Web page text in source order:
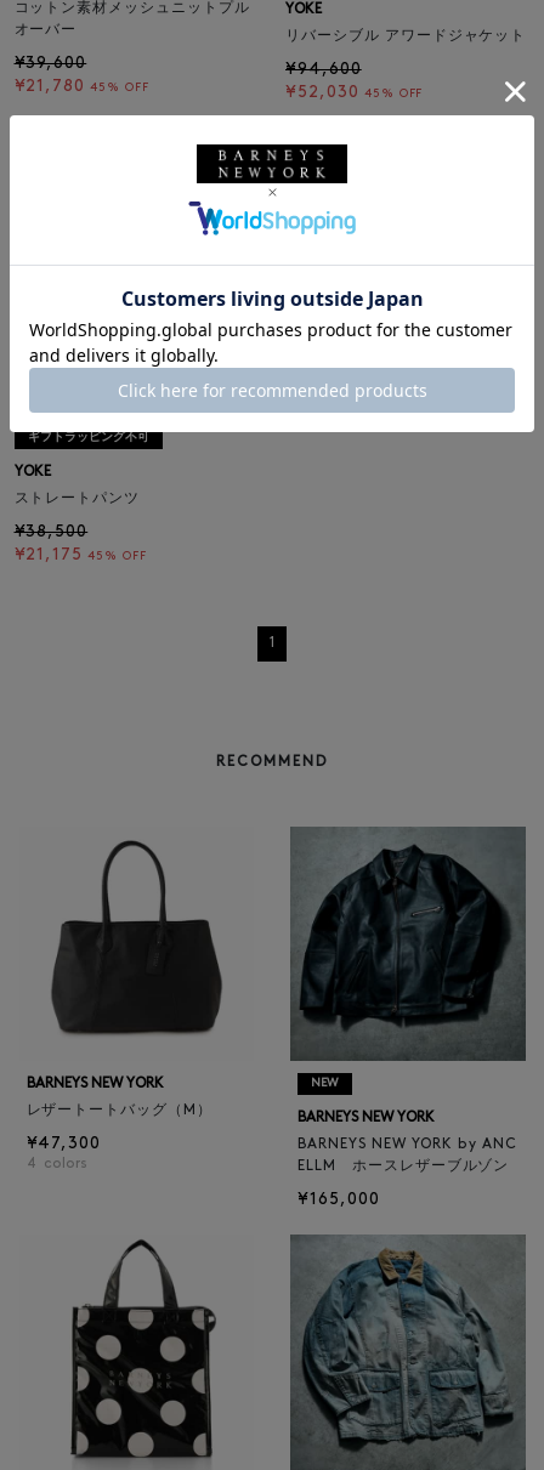
コットン素材メッシュニットプル
オーバー
¥39,600
¥21,780 45% OFF
YOKE
リバーシブル アワードジャケット
¥94,600
¥52,030 45% OFF
SALE
ギフトラッピング不可
YOKE
ストレートパンツ
¥38,500
¥21,175 45% OFF
1
RECOMMEND
BARNEYS NEW YORK
レザートートバッグ（M）
¥47,300
4 colors
NEW
BARNEYS NEW YORK
BARNEYS NEW YORK by ANC
ELLM ホースレザーブルゾン
¥165,000